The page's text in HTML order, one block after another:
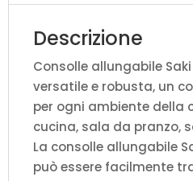
Descrizione
Consolle allungabile
versatile e robusta, un
per ogni ambiente della
cucina, sala da pranzo,
La consolle allungabile
può essere facilmente